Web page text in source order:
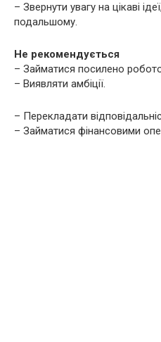
– Звернути увагу на цікаві
подальшому.
Не рекомендується
– Займатися посилено
– Виявляти амбіції.
– Перекладати
– Займатися фінансовими